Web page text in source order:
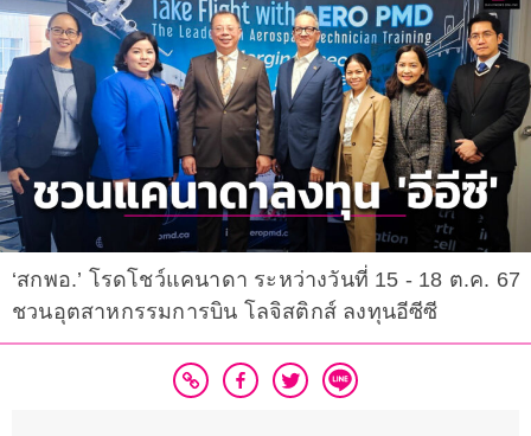
‘สกพอ.’ โรดโชว์แคนาดา ระหว่างวันที่ 15 - 18 ต.ค. 67
ชวนอุตสาหกรรมการบิน โลจิสติกส์ ลงทุนอีซีซี